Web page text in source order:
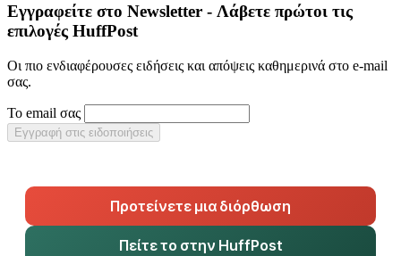
Εγγραφείτε στο Newsletter - Λάβετε πρώτοι τις
επιλογές HuffPost
Οι πιο ενδιαφέρουσες ειδήσεις και απόψεις καθημερινά στο e-mail
σας.
Το email σας
Εγγραφή στις ειδοποιήσεις
Προτείνετε μια διόρθωση
Πείτε το στην HuffPost